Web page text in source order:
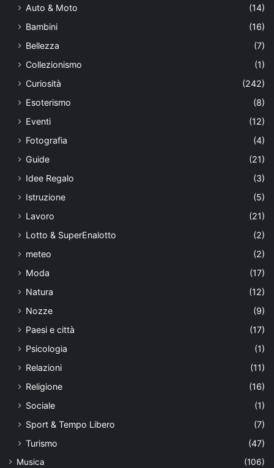
Auto & Moto
(14)
Bambini
(16)
Bellezza
(7)
Collezionismo
(1)
Curiosità
(242)
Esoterismo
(8)
Eventi
(12)
Fotografia
(4)
Guide
(21)
Idee Regalo
(3)
Istruzione
(5)
Lavoro
(21)
Lotto & SuperEnalotto
(2)
meteo
(2)
Moda
(17)
Natura
(12)
Nozze
(9)
Paesi e città
(17)
Psicologia
(1)
Relazioni
(11)
Religione
(16)
Sociale
(1)
Sport & Tempo Libero
(7)
Turismo
(47)
Musica (106)